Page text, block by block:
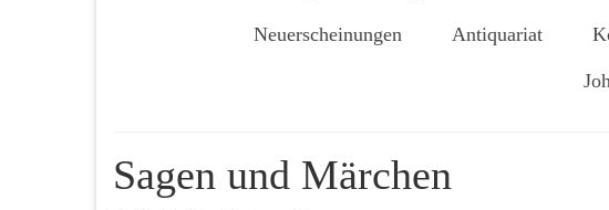
Neuerscheinungen Antiquariat
Sagen und Märchen